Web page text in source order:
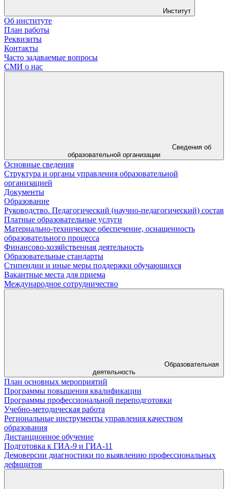
Институт
Об институте
План работы
Реквизиты
Контакты
Часто задаваемые вопросы
СМИ о нас
Сведения об
образовательной организации
Основные сведения
Структура и органы управления образовательной
организацией
Документы
Образование
Руководство. Педагогический (научно-педагогический) состав
Платные образовательные услуги
Материально-техническое обеспечение, оснащенность
образовательного процесса
Финансово-хозяйственная деятельность
Образовательные стандарты
Стипендии и иные меры поддержки обучающихся
Вакантные места для приема
Международное сотрудничество
Образовательная
деятельность
План основных мероприятий
Программы повышения квалификации
Программы профессиональной переподготовки
Учебно-методическая работа
Региональные инструменты управления качеством
образования
Дистанционное обучение
Подготовка к ГИА-9 и ГИА-11
Демоверсии диагностики по выявлению профессиональных
дефицитов